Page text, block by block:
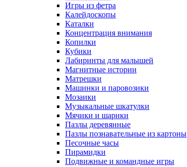
Игры из фетра
Калейдоскопы
Каталки
Концентрация внимания
Копилки
Кубики
Лабиринты для малышей
Магнитные истории
Матрешки
Машинки и паровозики
Мозаики
Музыкальные шкатулки
Мячики и шарики
Пазлы деревянные
Пазлы познавательные из картоны
Песочные часы
Пирамидки
Подвижные и командные игры